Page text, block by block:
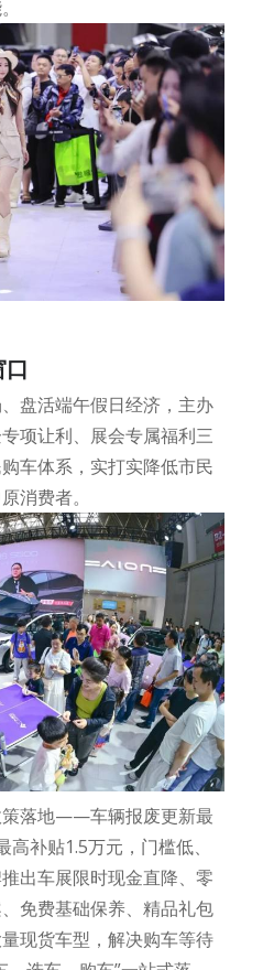
盘活端午假日经济，主办
项让利、展会专属福利三
车体系，实打实降低市民
消费者。
策落地——车辆报废更新最
补贴1.5万元，门槛低、
出车展限时现金直降、零
免费基础保养、精品礼包
现货车型，解决购车等待